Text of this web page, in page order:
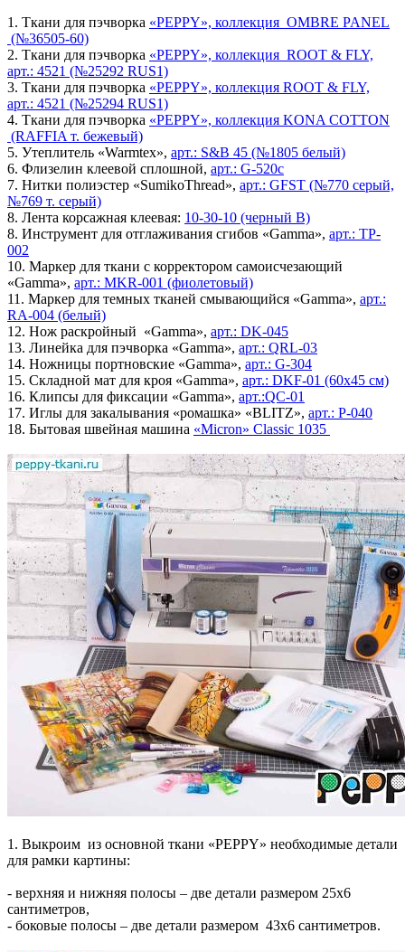
1. Ткани для пэчворка «PEPPY», коллекция OMBRE PANEL
(№36505-60)
2. Ткани для пэчворка «PEPPY», коллекция ROOT & FLY,
арт.: 4521 (№25292 RUS1)
3. Ткани для пэчворка «PEPPY», коллекция ROOT & FLY,
арт.: 4521 (№25294 RUS1)
4. Ткани для пэчворка «PEPPY», коллекция KONA COTTON
(RAFFIA т. бежевый)
5. Утеплитель «Warmtex», арт.: S&B 45 (№1805 белый)
6. Флизелин клеевой сплошной, арт.: G-520с
7. Нитки полиэстер «SumikoThread», арт.: GFST (№770 серый,
№769 т. серый)
8. Лента корсажная клеевая: 10-30-10 (черный B)
8. Инструмент для отглаживания сгибов «Gamma», арт.: TP-
002
10. Маркер для ткани с корректором самоисчезающий
«Gamma», арт.: MKR-001 (фиолетовый)
11. Маркер для темных тканей смывающийся «Gamma», арт.:
RA-004 (белый)
12. Нож раскройный «Gamma», арт.: DK-045
13. Линейка для пэчворка «Gamma», арт.: QRL-03
14. Ножницы портновские «Gamma», арт.: G-304
15. Складной мат для кроя «Gamma», арт.: DKF-01 (60x45 см)
16. Клипсы для фиксации «Gamma», арт.:QC-01
17. Иглы для закалывания «ромашка» «BLITZ», арт.: P-040
18. Бытовая швейная машина «Micron» Classic 1035
1. Выкроим из основной ткани «PEPPY» необходимые детали
для рамки картины:
- верхняя и нижняя полосы – две детали размером 25х6
сантиметров,
- боковые полосы – две детали размером 43х6 сантиметров.